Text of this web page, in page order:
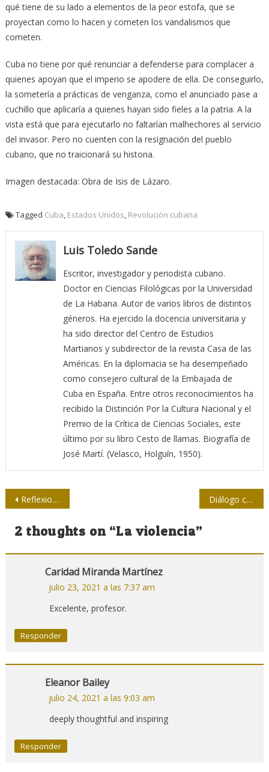
qué tiene de su lado a elementos de la peor estofa, que se
proyectan como lo hacen y cometen los vandalismos que
cometen.
Cuba no tiene por qué renunciar a defenderse para complacer a
quienes apoyan que el imperio se apodere de ella. De conseguirlo,
la sometería a prácticas de venganza, como el anunciado pase a
cuchillo que aplicaría a quienes hayan sido fieles a la patria. A la
vista está que para ejecutarlo no faltarían malhechores al servicio
del invasor. Pero no cuenten con la resignación del pueblo
cubano, que no traicionará su historia.
Imagen destacada: Obra de Isis de Lázaro.
Tagged Cuba, Estados Unidos, Revolución cubana
Luis Toledo Sande
Escritor, investigador y periodista cubano.
Doctor en Ciencias Filológicas por la Universidad
de La Habana. Autor de varios libros de distintos
géneros. Ha ejercido la docencia universitaria y
ha sido director del Centro de Estudios
Martianos y subdirector de la revista Casa de las
Américas. En la diplomacia se ha desempeñado
como consejero cultural de la Embajada de
Cuba en España. Entre otros reconocimientos ha
recibido la Distinción Por la Cultura Nacional y el
Premio de la Crítica de Ciencias Sociales, este
último por su libro Cesto de llamas. Biografía de
José Martí. (Velasco, Holguín, 1950).
Navegación
de
Reflexiones sobre la actualidad cubana Diálogo con el moncadista Pedro Trigo López
2 thoughts on “La violencia”
Caridad Miranda Martínez
julio 23, 2021 a las 7:37 am
Excelente, profesor.
Responder
Eleanor Bailey
julio 24, 2021 a las 9:03 am
deeply thoughtful and inspiring
Responder